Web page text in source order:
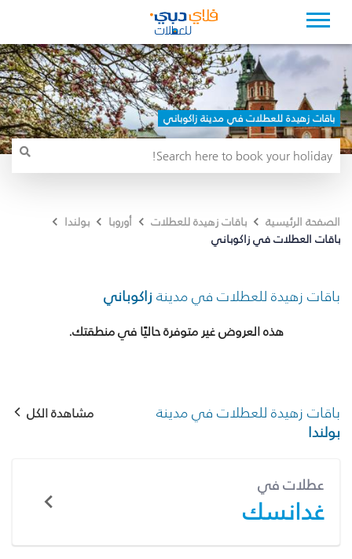
باقات زهيدة للعطلات في مدينة زاكوباني
الصفحة الرئيسية باقات زهيدة للعطلات أوروبا
بولندا
باقات العطلات في زاكوباني
باقات زهيدة للعطلات في مدينة زاكوباني
هذه العروض غير متوفرة حاليًا في منطقتك.
باقات زهيدة للعطلات في مدينة
بولندا
مشاهدة الكل
عطلات في
غدانسك